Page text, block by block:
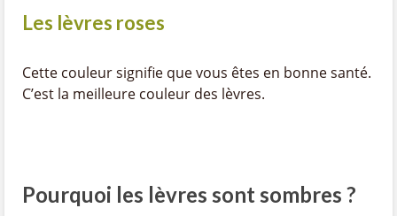
Les lèvres roses
Cette couleur signifie que vous êtes en bonne santé.
C’est la meilleure couleur des lèvres.
Pourquoi les lèvres sont sombres ?